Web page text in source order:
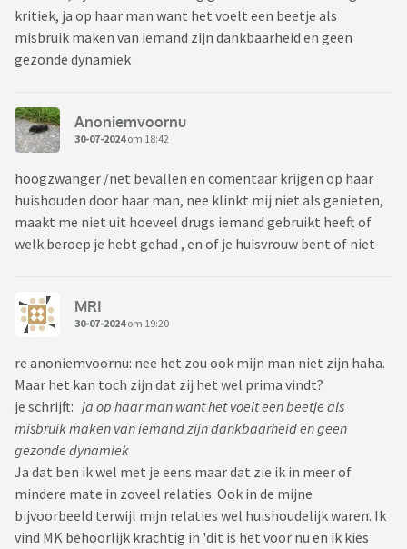
kritiek, ja op haar man want het voelt een beetje als
misbruik maken van iemand zijn dankbaarheid en geen
gezonde dynamiek
Anoniemvoornu
30-07-2024om 18:42
hoogzwanger /net bevallen en comentaar krijgen op haar
huishouden door haar man, nee klinkt mij niet als genieten,
maakt me niet uit hoeveel drugs iemand gebruikt heeft of
welk beroep je hebt gehad , en of je huisvrouw bent of niet
MRI
30-07-2024om 19:20
re anoniemvoornu: nee het zou ook mijn man niet zijn haha.
Maar het kan toch zijn dat zij het wel prima vindt?
je schrijft: ja op haar man want het voelt een beetje als
misbruik maken van iemand zijn dankbaarheid en geen
gezonde dynamiek
Ja dat ben ik wel met je eens maar dat zie ik in meer of
mindere mate in zoveel relaties. Ook in de mijne
bijvoorbeeld terwijl mijn relaties wel huishoudelijk waren. Ik
vind MK behoorlijk krachtig in 'dit is het voor nu en ik kies